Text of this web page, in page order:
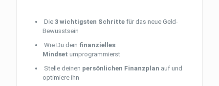
Die3 wichtigsten Schritte für das neue Geld-
Bewusstsein
Wie Du dein finanzielles
Mindset umprogrammierst
Stelle deinen persönlichen Finanzplan auf und
optimiere ihn